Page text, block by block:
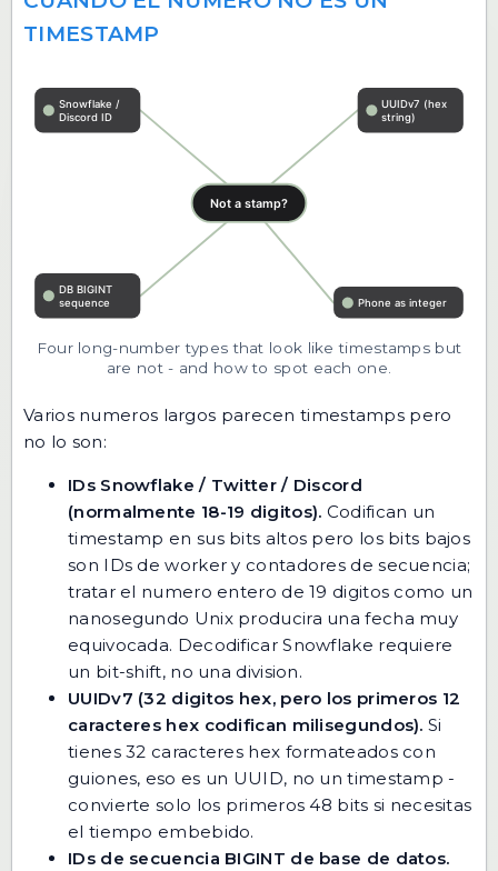
TIMESTAMP
Four long-number types that look like timestamps but
are not - and how to spot each one.
Varios numeros largos parecen timestamps pero
no lo son:
IDs Snowflake / Twitter / Discord
(normalmente 18-19 digitos). Codifican un
timestamp en sus bits altos pero los bits bajos
son IDs de worker y contadores de secuencia;
tratar el numero entero de 19 digitos como un
nanosegundo Unix producira una fecha muy
equivocada. Decodificar Snowflake requiere
un bit-shift, no una division.
UUIDv7 (32 digitos hex, pero los primeros 12
caracteres hex codifican milisegundos). Si
tienes 32 caracteres hex formateados con
guiones, eso es un UUID, no un timestamp -
convierte solo los primeros 48 bits si necesitas
el tiempo embebido.
IDs de secuencia BIGINT de base de datos.